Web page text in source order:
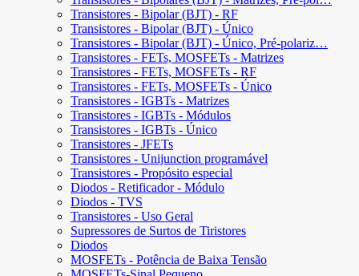
Transistores - Bipolar (BJT) - RF
Transistores - Bipolar (BJT) - Único
Transistores - Bipolar (BJT) - Único, Pré-polariz…
Transistores - FETs, MOSFETs - Matrizes
Transistores - FETs, MOSFETs - RF
Transistores - FETs, MOSFETs - Único
Transistores - IGBTs - Matrizes
Transistores - IGBTs - Módulos
Transistores - IGBTs - Único
Transistores - JFETs
Transistores - Unijunction programável
Transistores - Propósito especial
Diodos - Retificador - Módulo
Diodos - TVS
Transistores - Uso Geral
Supressores de Surtos de Tiristores
Diodos
MOSFETs - Potência de Baixa Tensão